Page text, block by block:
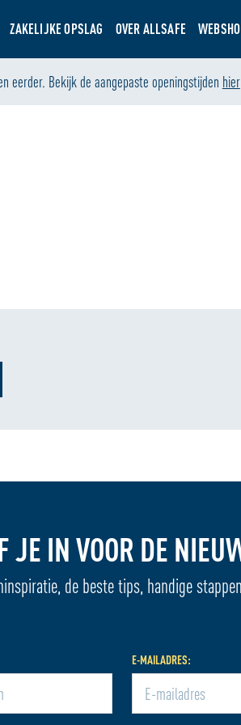
ZAKELIJKE OPSLAG OVER ALLSAFE
eerder. Bekijk de aangepaste openingstijden hier
JE IN VOOR DE
de beste tips, handige
E-MAILADRES: